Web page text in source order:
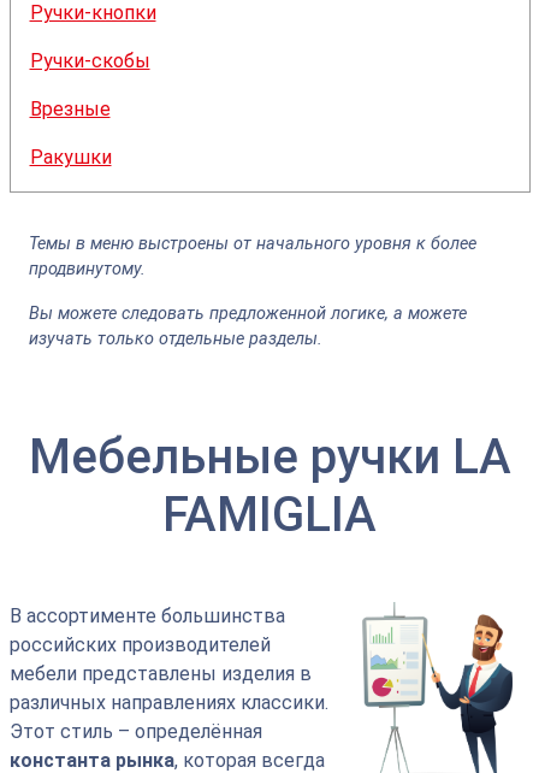
Ручки-кнопки
Ручки-скобы
Врезные
Ракушки
Темы в меню выстроены от начального уровня к более
продвинутому.
Вы можете следовать предложенной логике, а можете
изучать только отдельные разделы.
Мебельные ручки LA
FAMIGLIA
В ассортименте большинства
российских производителей
мебели представлены изделия в
различных направлениях классики.
Этот стиль – определённая
константа рынка, которая всегда